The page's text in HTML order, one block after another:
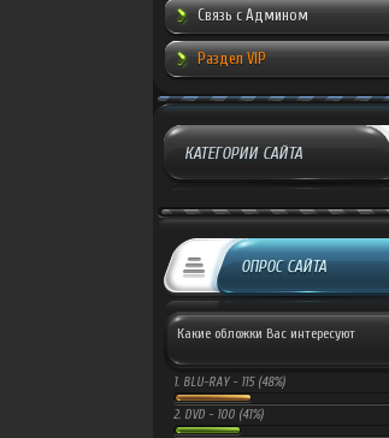
Связь с Админом
Раздел VIP
КАТЕГОРИИ САЙТА
ОПРОС САЙТА
Какие обложки Вас интересуют
1. BLU-RAY - 115 (48%)
2. DVD - 100 (41%)